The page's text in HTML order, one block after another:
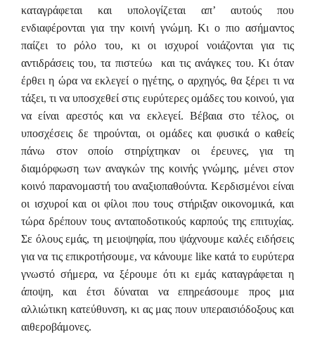
καταγράφεται και υπολογίζεται απ’ αυτούς που
ενδιαφέρονται για την κοινή γνώμη. Κι ο πιο ασήμαντος
παίζει το ρόλο του, κι οι ισχυροί νοιάζονται για τις
αντιδράσεις του, τα πιστεύω και τις ανάγκες του. Κι όταν
έρθει η ώρα να εκλεγεί ο ηγέτης, ο αρχηγός, θα ξέρει τι να
τάξει, τι να υποσχεθεί στις ευρύτερες ομάδες του κοινού, για
να είναι αρεστός και να εκλεγεί. Βέβαια στο τέλος, οι
υποσχέσεις δε τηρούνται, οι ομάδες και φυσικά ο καθείς
πάνω στον οποίο στηρίχτηκαν οι έρευνες, για τη
διαμόρφωση των αναγκών της κοινής γνώμης, μένει στον
κοινό παρανομαστή του αναξιοπαθούντα. Κερδισμένοι είναι
οι ισχυροί και οι φίλοι που τους στήριξαν οικονομικά, και
τώρα δρέπουν τους ανταποδοτικούς καρπούς της επιτυχίας.
Σε όλους εμάς, τη μειοψηφία, που ψάχνουμε καλές ειδήσεις
για να τις επικροτήσουμε, να κάνουμε like κατά το ευρύτερα
γνωστό σήμερα, να ξέρουμε ότι κι εμάς καταγράφεται η
άποψη, και έτσι δύναται να επηρεάσουμε προς μια
αλλιώτικη κατεύθυνση, κι ας μας πουν υπεραισιόδοξους και
αιθεροβάμονες.